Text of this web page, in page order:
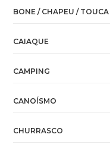
BONE / CHAPEU /
CAIAQUE
CAMPING
CANOÍSMO
CHURRASCO